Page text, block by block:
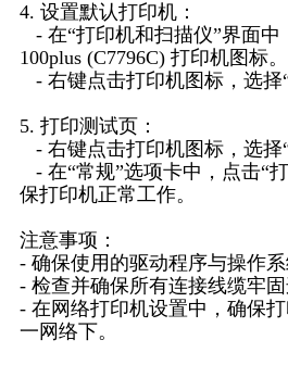
4. 设置默认打印机：
- 在“打印机和扫描仪”界面中
100plus (C7796C) 打印机图标。
- 右键点击打印机图标，选择
5. 打印测试页：
- 右键点击打印机图标，选择“
- 在“常规”选项卡中，点击“
保打印机正常工作。
注意事项：
- 确保使用的驱动程序与操作系
- 检查并确保所有连接线缆牢固
- 在网络打印机设置中，确保
一网络下。